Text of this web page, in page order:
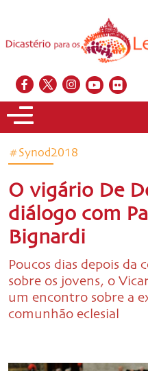
#Synod2018
O vigário De
diálogo com
Bignardi
Poucos dias depois da
sobre os jovens, o
um encontro sobre a
comunhão eclesial